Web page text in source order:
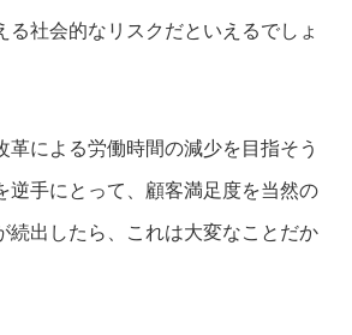
る社会的なリスクだといえるでしょ
革による労働時間の減少を目指そう
逆手にとって、顧客満足度を当然の
続出したら、これは大変なことだか